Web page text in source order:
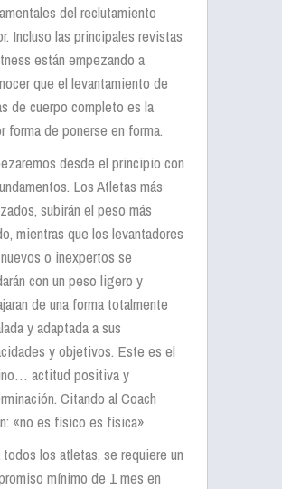
del reclutamiento
Incluso las principales revistas
están empezando a
que el levantamiento de
de cuerpo completo es la
forma de ponerse en forma.
desde el principio con
Los Atletas más
subirán el peso más
mientras que los levantadores
o inexpertos se
con un peso ligero y
de una forma totalmente
y adaptada a sus
y objetivos. Este es el
actitud positiva y
Citando al Coach
«no es físico es física».
todos los atletas, se requiere un
mínimo de 1 mes en